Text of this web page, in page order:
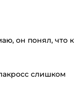
он понял, что к
слишком